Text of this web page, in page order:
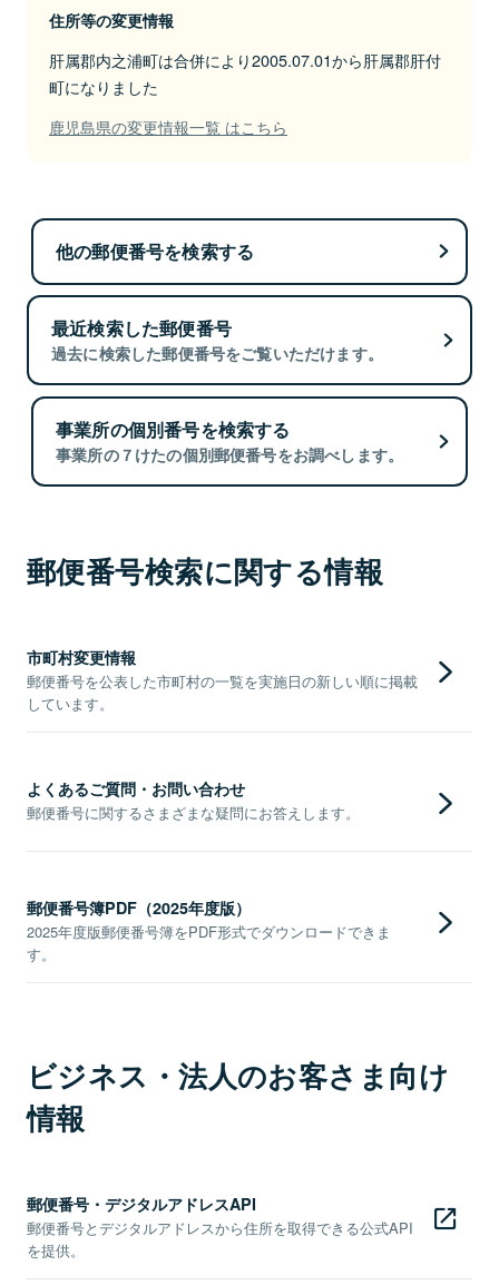
住所等の変更情報
肝属郡内之浦町は合併により2005.07.01から肝属郡肝付
町になりました
鹿児島県の変更情報一覧 はこちら
他の郵便番号を検索する
最近検索した郵便番号
過去に検索した郵便番号をご覧いただけます。
事業所の個別番号を検索する
事業所の７けたの個別郵便番号をお調べします。
郵便番号検索に関する情報
市町村変更情報
郵便番号を公表した市町村の一覧を実施日の新しい順に掲載
しています。
よくあるご質問・お問い合わせ
郵便番号に関するさまざまな疑問にお答えします。
郵便番号簿PDF（2025年度版）
2025年度版郵便番号簿をPDF形式でダウンロードできま
す。
ビジネス・法人のお客さま向け
情報
郵便番号・デジタルアドレスAPI
郵便番号とデジタルアドレスから住所を取得できる公式API
を提供。